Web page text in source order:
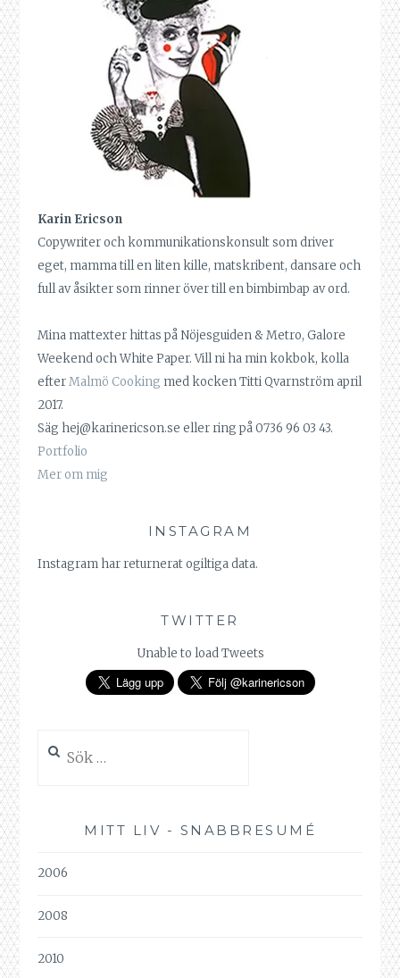
Karin Ericson
Copywriter och kommunikationskonsult som driver
eget, mamma till en liten kille, matskribent, dansare och
full av åsikter som rinner över till en bimbimbap av ord.
Mina mattexter hittas på Nöjesguiden & Metro, Galore
Weekend och White Paper. Vill ni ha min kokbok, kolla
efterMalmö Cooking med kocken Titti Qvarnström april
2017.
Säg hej@karinericson.se eller ring på 0736 96 03 43.
Portfolio
Mer om mig
INSTAGRAM
Instagram har returnerat ogiltiga data.
TWITTER
Unable to load Tweets
efter:
MITT LIV - SNABBRESUMÉ
2006
2008
2010